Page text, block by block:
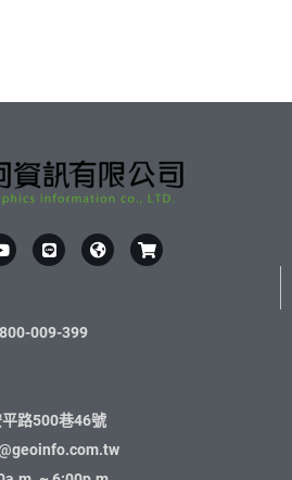
009-399
路500巷46號